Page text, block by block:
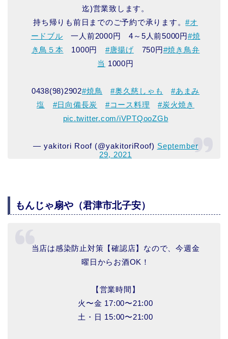
迄)営業致します。
持ち帰りも前日までのご予約で承ります。#オ
ードブル 一人前2000円 4～5人前5000円#焼
き鳥５本 1000円 #唐揚げ 750円#焼き鳥弁
当 1000円
0438(98)2902#焼鳥 #奥久慈しゃも
#あまみ
塩
#日向備長炭 #コース料理
#炭火焼き
pic.twitter.com/iVPTQooZGb
— yakitori Roof (@yakitoriRoof) September
29, 2021
もんじゃ扇や（君津市北子安）
当店は感染防止対策【確認店】なので、今週金
曜日からお酒OK！
【営業時間】
火〜金 17:00〜21:00
土・日 15:00〜21:00